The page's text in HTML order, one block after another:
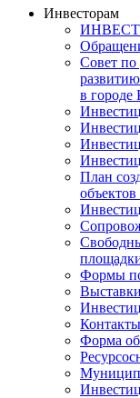
Инвесторам
Совет
в городе
План
Формы
Контакты
Форма